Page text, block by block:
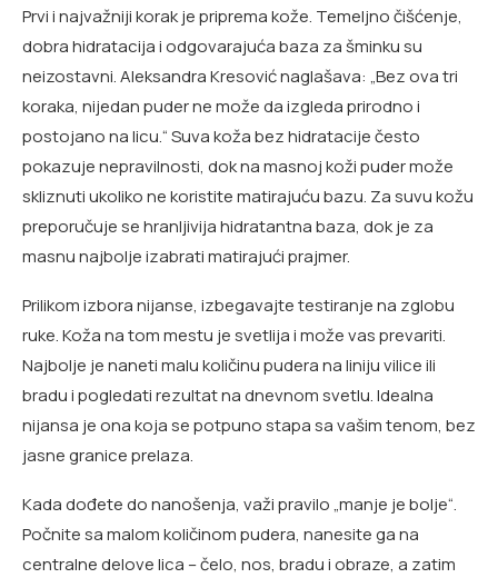
Prvi i najvažniji korak je priprema kože. Temeljno čišćenje,
dobra hidratacija i odgovarajuća baza za šminku su
neizostavni. Aleksandra Kresović naglašava: „Bez ova tri
koraka, nijedan puder ne može da izgleda prirodno i
postojano na licu.“ Suva koža bez hidratacije često
pokazuje nepravilnosti, dok na masnoj koži puder može
skliznuti ukoliko ne koristite matirajuću bazu. Za suvu kožu
preporučuje se hranljivija hidratantna baza, dok je za
masnu najbolje izabrati matirajući prajmer.
Prilikom izbora nijanse, izbegavajte testiranje na zglobu
ruke. Koža na tom mestu je svetlija i može vas prevariti.
Najbolje je naneti malu količinu pudera na liniju vilice ili
bradu i pogledati rezultat na dnevnom svetlu. Idealna
nijansa je ona koja se potpuno stapa sa vašim tenom, bez
jasne granice prelaza.
Kada dođete do nanošenja, važi pravilo „manje je bolje“.
Počnite sa malom količinom pudera, nanesite ga na
centralne delove lica – čelo, nos, bradu i obraze, a zatim